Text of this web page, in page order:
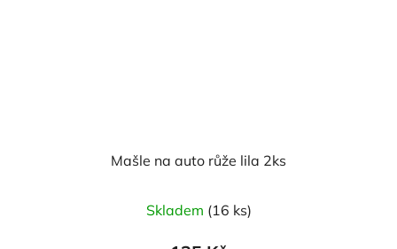
Mašle na auto růže lila 2ks
Skladem (16 ks)